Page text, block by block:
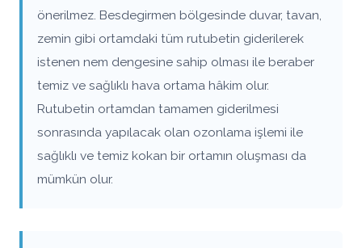
önerilmez. Besdegirmen bölgesinde duvar, tavan,
zemin gibi ortamdaki tüm rutubetin giderilerek
istenen nem dengesine sahip olması ile beraber
temiz ve sağlıklı hava ortama hâkim olur.
Rutubetin ortamdan tamamen giderilmesi
sonrasında yapılacak olan ozonlama işlemi ile
sağlıklı ve temiz kokan bir ortamın oluşması da
mümkün olur.